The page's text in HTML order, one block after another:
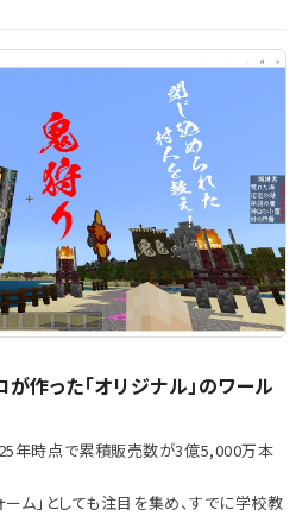
作った「オリジナル」のワール
年時点で累積販売数が3億5,000万本
ム」としても注目を集め、すでに学校教